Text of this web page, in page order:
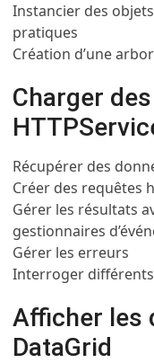
Instancier des
pratiques
Création d’une
Charger
Récupérer des
Créer des requêtes
Gérer les résultats
gestionnaires
Gérer les erreurs
Interroger
Afficher les
DataGrid